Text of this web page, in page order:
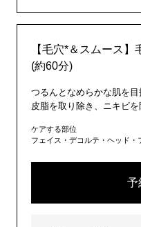
【毛穴*＆スムース】
(約60分)
つるんとなめらかな肌を目
皮脂を取り除き、ニキビを
ケアする部位
フェイス・デコルテ・ヘッド・
予